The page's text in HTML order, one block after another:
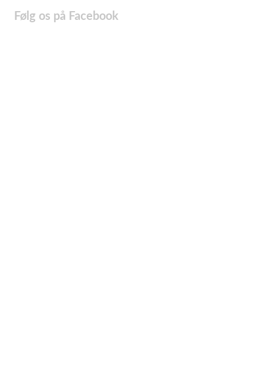
Følg os på Facebook